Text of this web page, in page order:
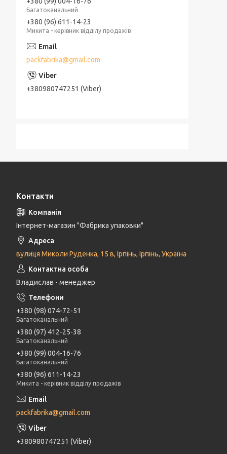
Багатоканальний
+380 (96) 611-14-23
Микита - керівник відділу продажів
packfabrika@gmail.com
+380980747251 (Viber)
Контакти
Інтернет-магазин "Фабрика упаковки"
вулиця Миколи Руденка, 15 в, Ірпінь, Ірпінь, Україна
Владислав - менеджер
+380 (98) 074-72-51
Багатоканальний
+380 (97) 412-25-38
Багатоканальний
+380 (99) 004-16-76
Багатоканальний
+380 (96) 611-14-23
Микита - керівник відділу продажів
packfabrika@gmail.com
+380980747251 (Viber)